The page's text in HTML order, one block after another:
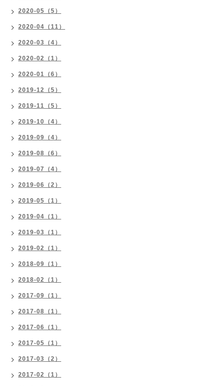
2020-05（5）
2020-04（11）
2020-03（4）
2020-02（1）
2020-01（6）
2019-12（5）
2019-11（5）
2019-10（4）
2019-09（4）
2019-08（6）
2019-07（4）
2019-06（2）
2019-05（1）
2019-04（1）
2019-03（1）
2019-02（1）
2018-09（1）
2018-02（1）
2017-09（1）
2017-08（1）
2017-06（1）
2017-05（1）
2017-03（2）
2017-02（1）